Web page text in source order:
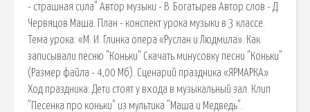
- страшная сила" Автор музыки - В. Богатырев Автор слов - Д.
Червяцов Маша. План - конспект урока музыки в 3 классе.
Тема урока: «М. И. Глинка опера «Руслан и Людмила». Как
записывали песню "Коньки" Скачать минусовку песни "Коньки"
(Размер файла - 4,00 Мб). Сценарий праздника «ЯРМАРКА»
Ход праздника: Дети стоят у входа в музыкальный зал. Клип
"Песенка про коньки" из мультика "Маша и Медведь".